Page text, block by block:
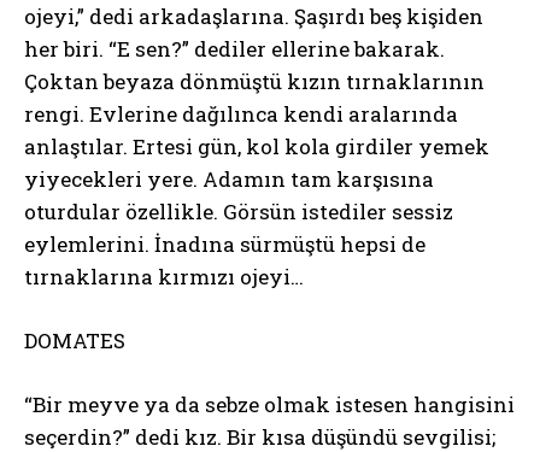
ojeyi,” dedi arkadaşlarına. Şaşırdı beş kişiden
her biri. “E sen?” dediler ellerine bakarak.
Çoktan beyaza dönmüştü kızın tırnaklarının
rengi. Evlerine dağılınca kendi aralarında
anlaştılar. Ertesi gün, kol kola girdiler yemek
yiyecekleri yere. Adamın tam karşısına
oturdular özellikle. Görsün istediler sessiz
eylemlerini. İnadına sürmüştü hepsi de
tırnaklarına kırmızı ojeyi…
DOMATES
“Bir meyve ya da sebze olmak istesen hangisini
seçerdin?” dedi kız. Bir kısa düşündü sevgilisi;